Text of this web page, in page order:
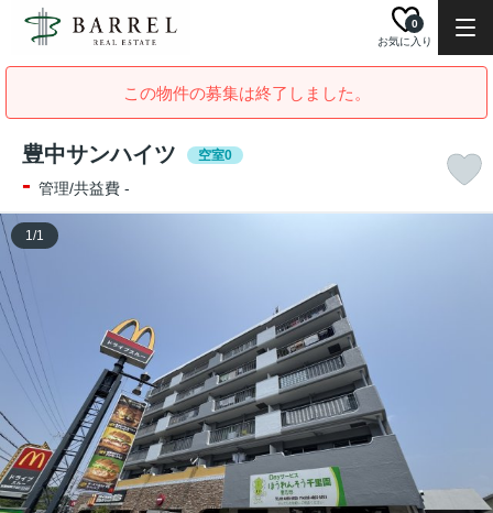
お気に入り
0
この物件の募集は終了しました。
豊中サンハイツ 空室0
- 管理/共益費 -
1/1